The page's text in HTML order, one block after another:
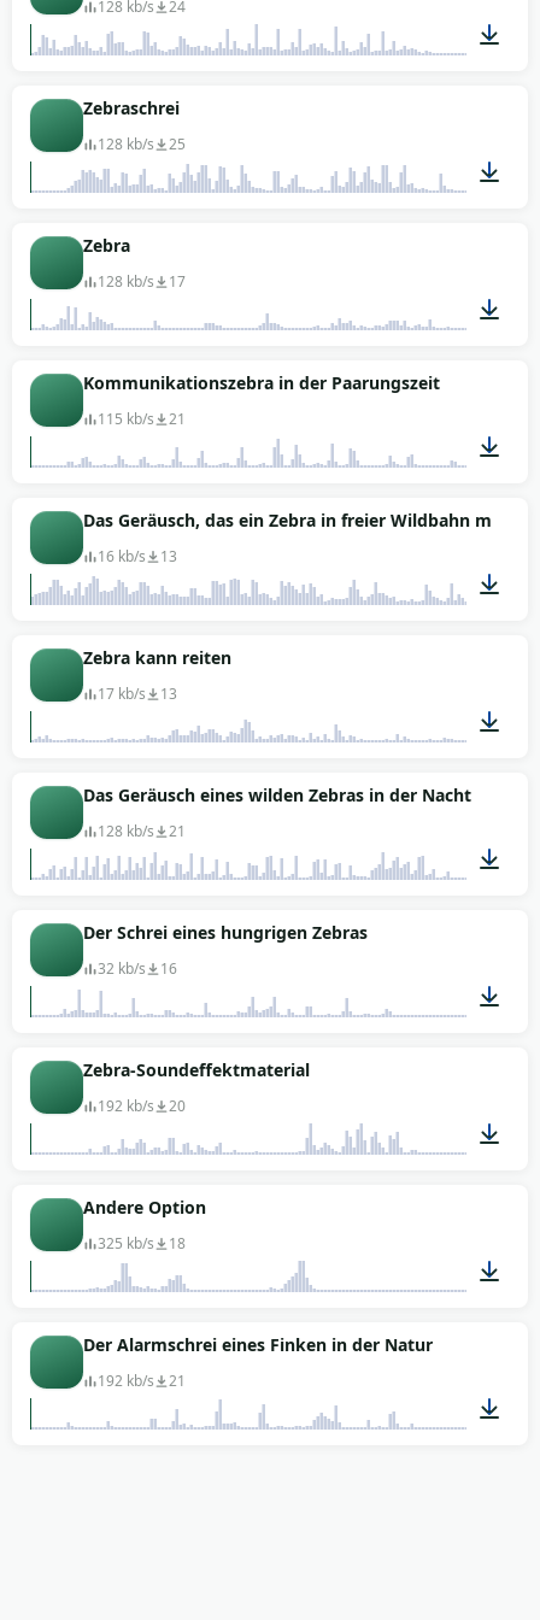
128 kb/s 24
Zebraschrei
128 kb/s 25
Zebra
128 kb/s 17
Kommunikationszebra in der Paarungszeit
115 kb/s 21
00:04
Das Geräusch, das ein Zebra in freier Wildbahn macht
16 kb/s 13
Zebra kann reiten
17 kb/s 13
00:01
Das Geräusch eines wilden Zebras in der Nacht
128 kb/s 21
Der Schrei eines hungrigen Zebras
32 kb/s 16
Zebra-Soundeffektmaterial
192 kb/s 20
Andere Option
325 kb/s 18
Der Alarmschrei eines Finken in der Natur
192 kb/s 21